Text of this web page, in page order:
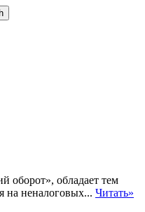
оборот», обладает тем
на неналоговых... Читать»